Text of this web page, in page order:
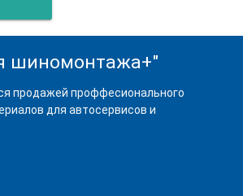
шиномонтажа+"
продажей проффесионального
для автосервисов и